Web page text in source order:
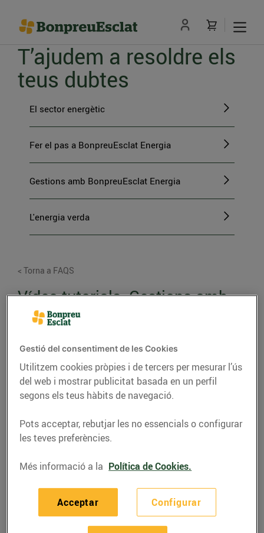
T’ajudem a resoldre els
teus dubtes
El sector energètic
Fer el pas a BonpreuEsclat Energia
Gestions amb BonpreuEsclat Energia
L'energia verda
< Torna a FAQS
Vídeo tutorials. Gestions amb
BonpreuEsclat Energia
En aquest apartat, trobaràs diferents vídeo tutorials
consultes amb BonpreuEsclat Energia.
Descarregar el contracte i el mandat SEPA signats
Gestió del consentiment de les Cookies
Utilitzem cookies pròpies i de tercers per mesurar l’ús
del web i mostrar publicitat basada en un perfil
segons els teus hàbits de navegació.
Pots acceptar, rebutjar les no essencials o configurar
les teves preferències.
Més informació a la Política de Cookies.
Configurar
Acceptar